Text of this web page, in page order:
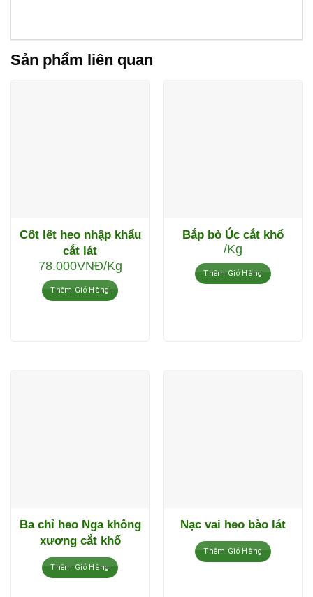
Sản phẩm liên quan
Cốt lết heo nhập khẩu
cắt lát
78.000VNĐ/Kg
Thêm Giỏ Hàng
Bắp bò Úc cắt khổ
/Kg
Thêm Giỏ Hàng
Ba chỉ heo Nga không
xương cắt khổ
Thêm Giỏ Hàng
Nạc vai heo bào lát
Thêm Giỏ Hàng